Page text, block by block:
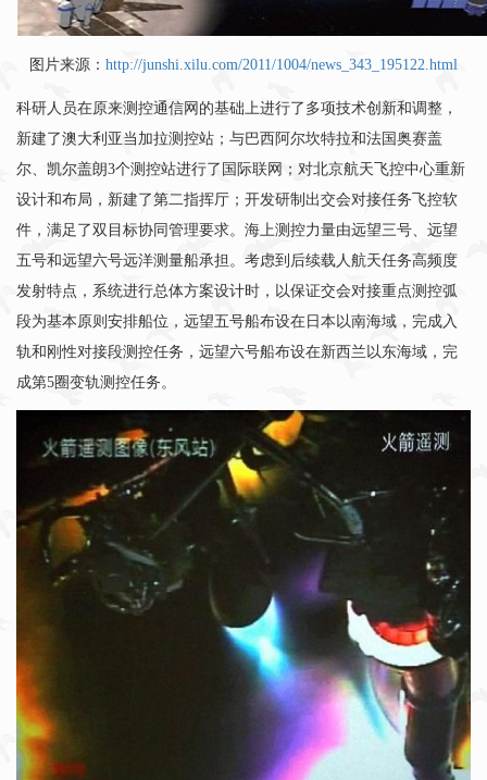
图片来源： http://junshi.xilu.com/2011/1004/news_343_195122.html
科研人员在原来测控通信网的基础上进行了多项技术创新和调整，
新建了澳大利亚当加拉测控站；与巴西阿尔坎特拉和法国奥赛盖
尔、凯尔盖朗3个测控站进行了国际联网；对北京航天飞控中心重新
设计和布局，新建了第二指挥厅；开发研制出交会对接任务飞控软
件，满足了双目标协同管理要求。海上测控力量由远望三号、远望
五号和远望六号远洋测量船承担。考虑到后续载人航天任务高频度
发射特点，系统进行总体方案设计时，以保证交会对接重点测控弧
段为基本原则安排船位，远望五号船布设在日本以南海域，完成入
轨和刚性对接段测控任务，远望六号船布设在新西兰以东海域，完
成第5圈变轨测控任务。